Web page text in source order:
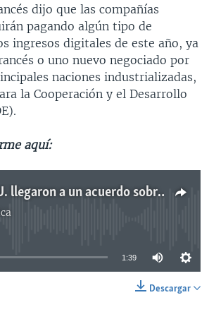
dijo que las compañías
pagando algún tipo de
ingresos digitales de este año, ya
o uno nuevo negociado por
naciones industrializadas,
la Cooperación y el Desarrollo
aquí:
Francia y EE.UU. llegaron a un acuerdo sobre el impuesto digital
source currently available
1:39
Descargar